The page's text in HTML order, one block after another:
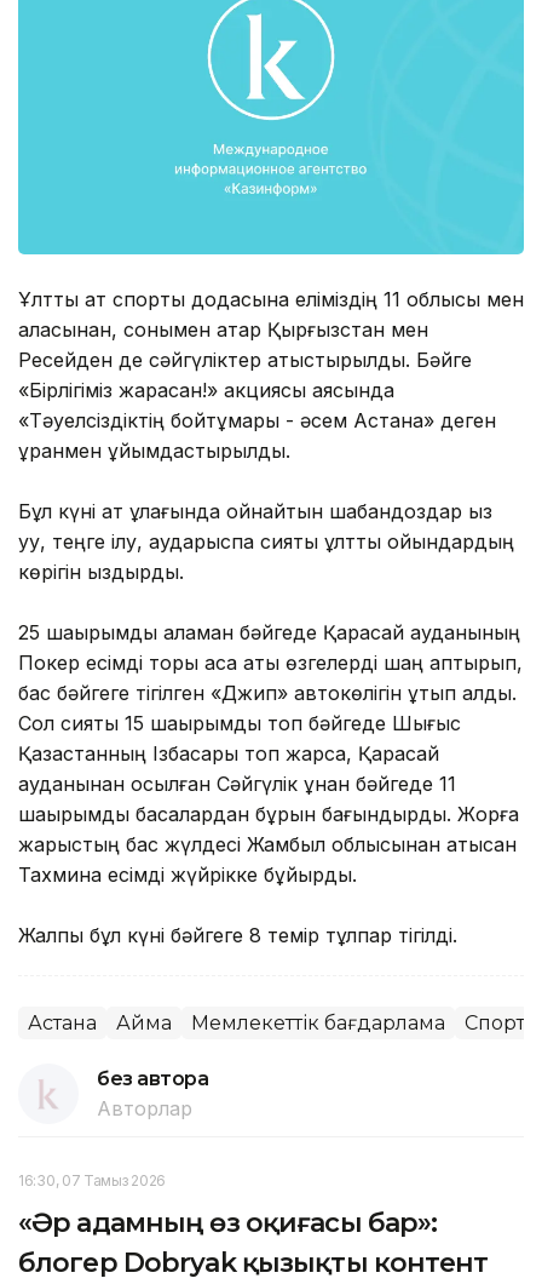
Ұлттық ат спорты додасына еліміздің 11 облысы мен
қаласынан, сонымен қатар Қырғызстан мен
Ресейден де сәйгүліктер қатыстырылды. Бәйге
«Бірлігіміз жарасқан!» акциясы аясында
«Тәуелсіздіктің бойтұмары - әсем Астана» деген
ұранмен ұйымдастырылды.
Бұл күні ат құлағында ойнайтын шабандоздар қыз
қуу, теңге ілу, аударыспақ сияқты ұлттық ойындардың
көрігін қыздырды.
25 шақырымдық аламан бәйгеде Қарасай ауданының
Покер есімді торы қасқа аты өзгелерді шаң қаптырып,
бас бәйгеге тігілген «Джип» автокөлігін ұтып алды.
Сол сияқты 15 шақырымдық топ бәйгеде Шығыс
Қазақстанның Ізбасары топ жарса, Қарасай
ауданынан қосылған Сәйгүлік құнан бәйгеде 11
шақырымды басқалардан бұрын бағындырды. Жорға
жарыстың бас жүлдесі Жамбыл облысынан қатысқан
Тахмина есімді жүйрікке бұйырды.
Жалпы бұл күні бәйгеге 8 темір тұлпар тігілді.
Астана Аймақ Мемлекеттік бағдарлама Спорт
без автора
Авторлар
16:30, 07 Тамыз 2026
«Әр адамның өз оқиғасы бар»:
блогер Dobryak қызықты контент